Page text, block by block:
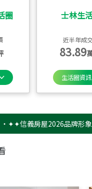
圈 士林生
近半年成
83.89
生活圈資訊
義房屋2026品牌形象影片